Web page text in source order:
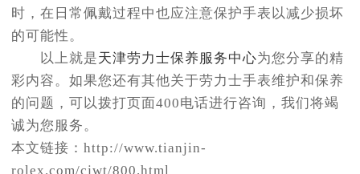
时，在日常佩戴过程中也应注意保护手表以减少损坏
的可能性。
以上就是天津劳力士保养服务中心为您分享的精
彩内容。如果您还有其他关于劳力士手表维护和保养
的问题，可以拨打页面400电话进行咨询，我们将竭
诚为您服务。
本文链接：http://www.tianjin-
rolex.com/cjwt/800.html